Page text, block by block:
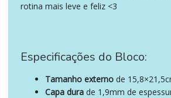
rotina mais leve e feliz <3
Especificações do Bloco:
Tamanho externo de
Capa dura de 1,9mm de